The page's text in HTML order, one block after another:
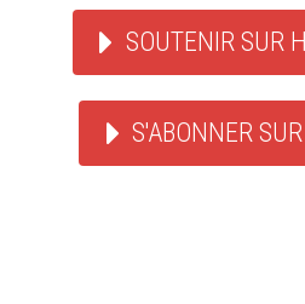
SOUTENIR SUR
S'ABONNER